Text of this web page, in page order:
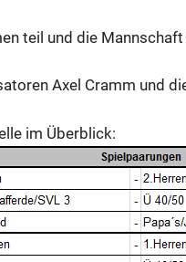
teil und die
Axel Cramm und
im Überblick: